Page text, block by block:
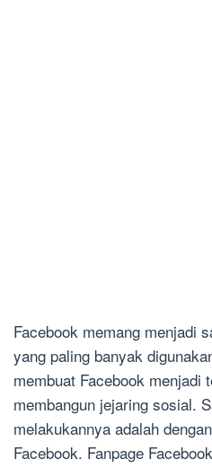
Facebook memang menjadi
yang paling banyak
membuat Facebook menjadi
membangun jejaring sosial.
melakukannya adalah
Facebook. Fanpage